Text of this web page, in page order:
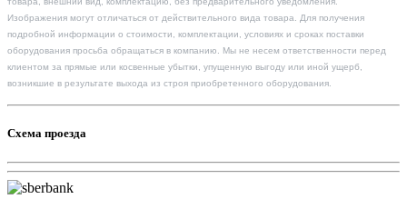
Изображения могут отличаться от действительного вида товара. Для получения
подробной информации о стоимости, комплектации, условиях и сроках поставки
оборудования просьба обращаться в компанию. Мы не несем ответственности перед
клиентом за прямые или косвенные убытки, упущенную выгоду или иной ущерб,
возникшие в результате выхода из строя приобретенного оборудования.
Схема проезда